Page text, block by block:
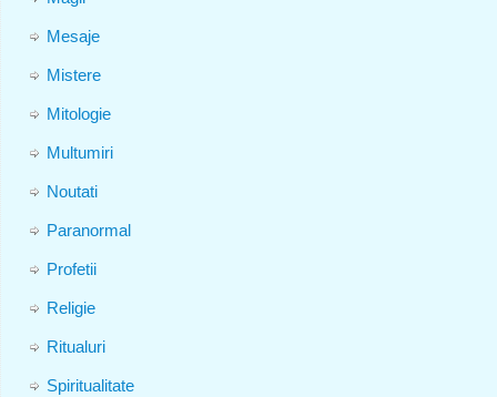
Mesaje
Mistere
Mitologie
Multumiri
Noutati
Paranormal
Profetii
Religie
Ritualuri
Spiritualitate